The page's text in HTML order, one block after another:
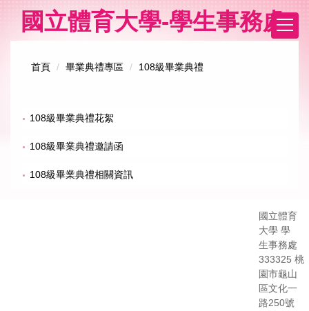
主
國立體育大學-學生事務處
首頁 畢業典禮專區 108級畢業典禮
108級畢業典禮花絮
108級畢業典禮邀請函
108級畢業典禮相關資訊
國立體育
大學 學
生事務處
333325 桃
園市龜山
區文化一
路250號